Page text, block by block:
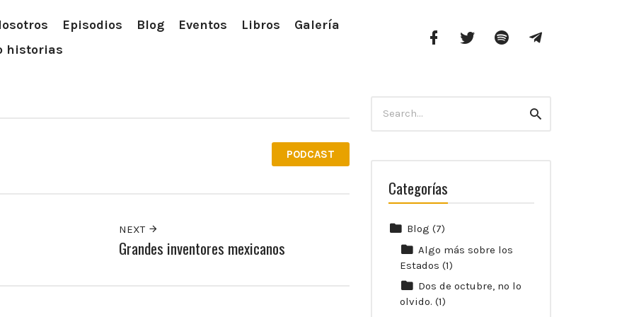
Episodios Blog Eventos Libros
Galería
historias
Facebook
Profile
Twitter Spotify
PODCAST
NEXT
Grandes inventores mexicanos
for:
Search
Categorías
Blog (7)
Algo más sobre los
Estados (1)
Dos de octubre, no lo
olvido. (1)